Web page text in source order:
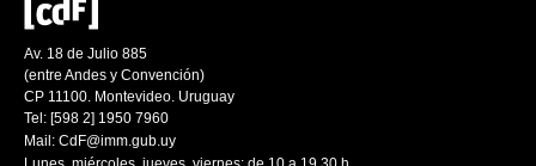
Av. 18 de Julio 885
(entre Andes y Convención)
CP 11100. Montevideo. Uruguay
Tel: [598 2] 1950 7960
Mail: CdF@imm.gub.uy